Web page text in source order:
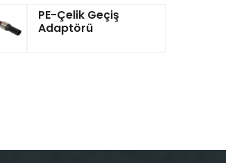
PE-Çelik Geçiş
Adaptörü